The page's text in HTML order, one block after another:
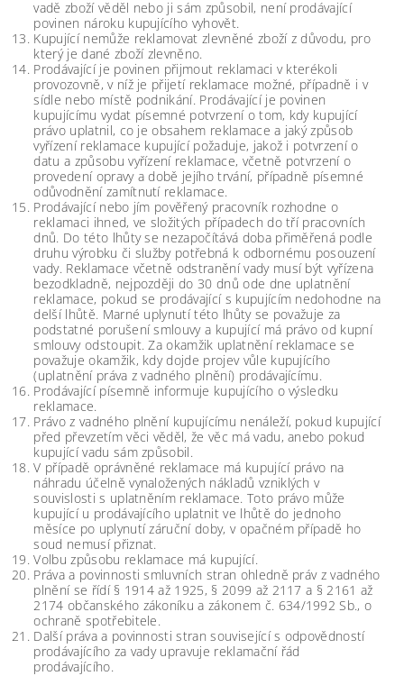
vadě zboží věděl nebo ji sám způsobil, není prodávající
povinen nároku kupujícího vyhovět.
Kupující nemůže reklamovat zlevněné zboží z důvodu, pro
který je dané zboží zlevněno.
Prodávající je povinen přijmout reklamaci v kterékoli
provozovně, v níž je přijetí reklamace možné, případně i v
sídle nebo místě podnikání. Prodávající je povinen
kupujícímu vydat písemné potvrzení o tom, kdy kupující
právo uplatnil, co je obsahem reklamace a jaký způsob
vyřízení reklamace kupující požaduje, jakož i potvrzení o
datu a způsobu vyřízení reklamace, včetně potvrzení o
provedení opravy a době jejího trvání, případně písemné
odůvodnění zamítnutí reklamace.
Prodávající nebo jím pověřený pracovník rozhodne o
reklamaci ihned, ve složitých případech do tří pracovních
dnů. Do této lhůty se nezapočítává doba přiměřená podle
druhu výrobku či služby potřebná k odbornému posouzení
vady. Reklamace včetně odstranění vady musí být vyřízena
bezodkladně, nejpozději do 30 dnů ode dne uplatnění
reklamace, pokud se prodávající s kupujícím nedohodne na
delší lhůtě. Marné uplynutí této lhůty se považuje za
podstatné porušení smlouvy a kupující má právo od kupní
smlouvy odstoupit. Za okamžik uplatnění reklamace se
považuje okamžik, kdy dojde projev vůle kupujícího
(uplatnění práva z vadného plnění) prodávajícímu.
Prodávající písemně informuje kupujícího o výsledku
reklamace.
Právo z vadného plnění kupujícímu nenáleží, pokud kupující
před převzetím věci věděl, že věc má vadu, anebo pokud
kupující vadu sám způsobil.
V případě oprávněné reklamace má kupující právo na
náhradu účelně vynaložených nákladů vzniklých v
souvislosti s uplatněním reklamace. Toto právo může
kupující u prodávajícího uplatnit ve lhůtě do jednoho
měsíce po uplynutí záruční doby, v opačném případě ho
soud nemusí přiznat.
Volbu způsobu reklamace má kupující.
Práva a povinnosti smluvních stran ohledně práv z vadného
plnění se řídí § 1914 až 1925, § 2099 až 2117 a § 2161 až
2174 občanského zákoníku a zákonem č. 634/1992 Sb., o
ochraně spotřebitele.
Další práva a povinnosti stran související s odpovědností
prodávajícího za vady upravuje reklamační řád
prodávajícího.